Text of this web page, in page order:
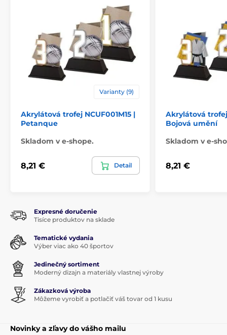
štítok
Varianty (9)
Akrylátová trofej NCUF001M15 |
Petanque
Skladom v e-shope.
8,21 € Detail
Akrylátová trofej
Bojová umění
Skladom v e-
8,21 €
Expresné doručenie
Tisíce produktov na sklade
Tematické vydania
Výber viac ako 40 športov
Jedinečný sortiment
Moderný dizajn a materiály vlastnej výroby
Zákazková výroba
Môžeme vyrobiť a potlačiť váš tovar od 1 kusu
Novinky a zľavy do vášho mailu